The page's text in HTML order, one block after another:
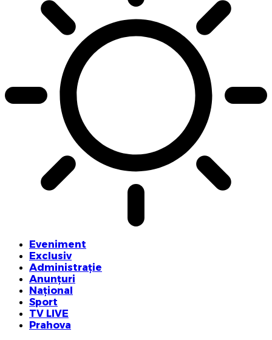
Eveniment
Exclusiv
Administrație
Anunțuri
Național
Sport
TV LIVE
Prahova